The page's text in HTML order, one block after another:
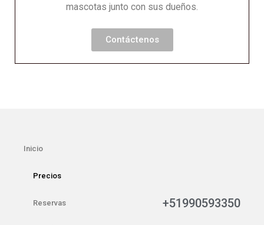
mascotas junto con sus dueños.
Contáctenos
Inicio
Precios
Reservas +51990593350